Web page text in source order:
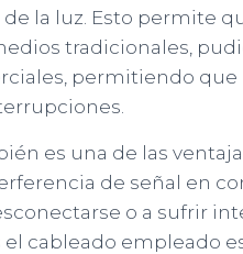
la luz. Esto permite
tradicionales,
permitiendo
es una de las
de señal en
o a sufrir
cableado empleado